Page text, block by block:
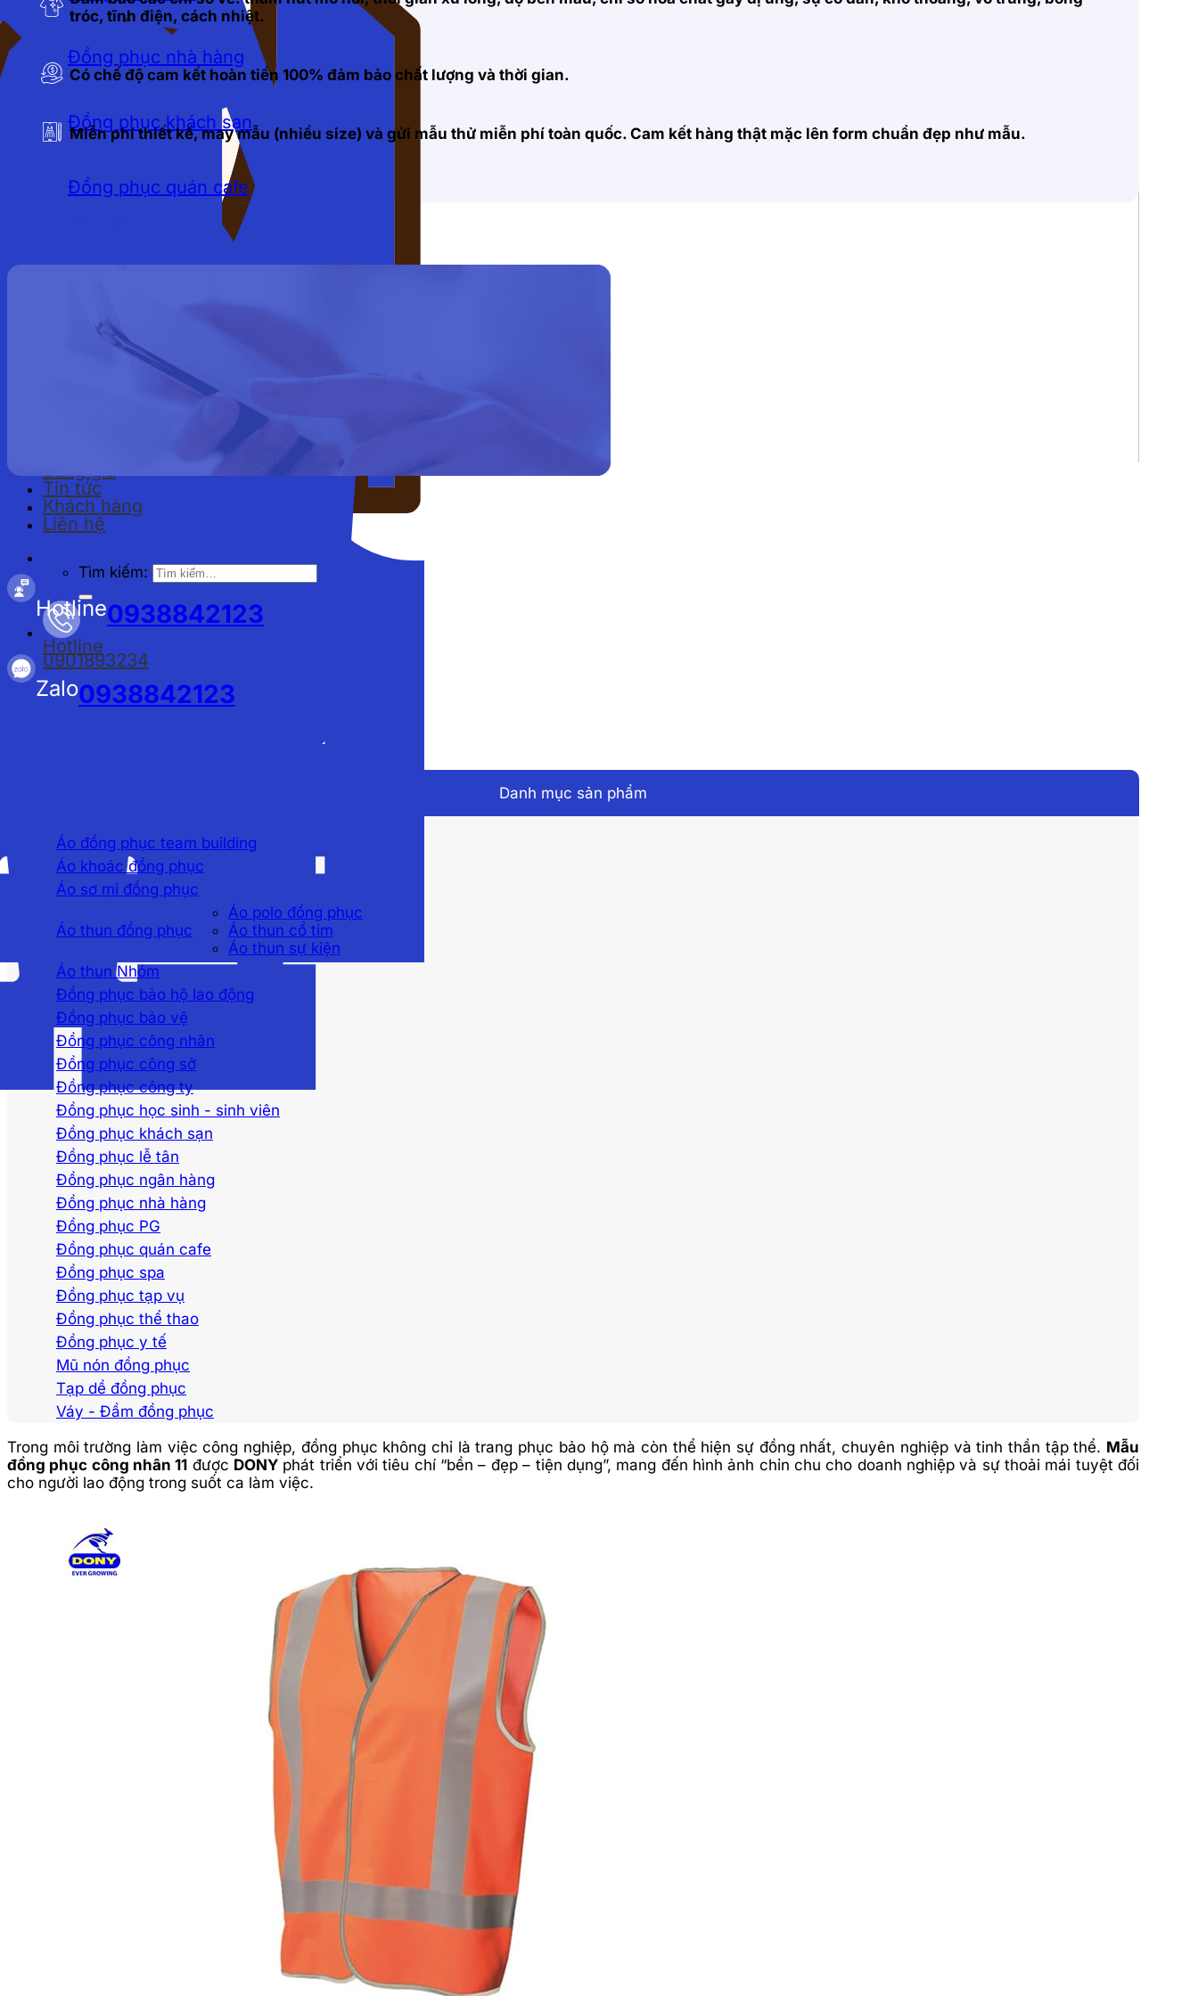
Đồng phục nhà hàng
Đồng phục khách sạn
Đồng phục quán cafe
Đồng phục bảo vệ
Đồng phục công nhân
Bảng giá
Tin tức
Khách hàng
Liên hệ
Tìm kiếm:
Hotline
0901893234
tróc, tĩnh điện, cách nhiệt.
Có chế độ cam kết hoàn tiền 100% đảm bảo chất lượng và thời gian.
Miễn phí thiết kế, may mẫu (nhiều size) và gửi mẫu thử miễn phí toàn quốc. Cam kết hàng thật mặc lên form chuẩn đẹp như mẫu.
Hotline0938842123
Zalo0938842123
Danh mục sản phẩm
Áo đồng phục team building
Áo khoác đồng phục
Áo sơ mi đồng phục
Áo thun đồng phục
Áo polo đồng phục
Áo thun cổ tim
Áo thun sự kiện
Áo thun Nhóm
Đồng phục bảo hộ lao động
Đồng phục bảo vệ
Đồng phục công nhân
Đồng phục công sở
Đồng phục công ty
Đồng phục học sinh - sinh viên
Đồng phục khách sạn
Đồng phục lễ tân
Đồng phục ngân hàng
Đồng phục nhà hàng
Đồng phục PG
Đồng phục quán cafe
Đồng phục spa
Đồng phục tạp vụ
Đồng phục thể thao
Đồng phục y tế
Mũ nón đồng phục
Tạp dề đồng phục
Váy - Đầm đồng phục
Trong môi trường làm việc công nghiệp, đồng phục không chỉ là trang phục bảo hộ mà còn thể hiện sự đồng nhất, chuyên nghiệp và tinh thần tập thể. Mẫu
đồng phục công nhân 11 được DONY phát triển với tiêu chí “bền – đẹp – tiện dụng”, mang đến hình ảnh chỉn chu cho doanh nghiệp và sự thoải mái tuyệt đối
cho người lao động trong suốt ca làm việc.